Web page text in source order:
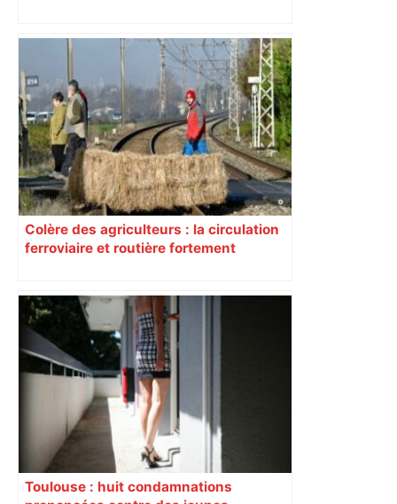
Colère des agriculteurs : la circulation
ferroviaire et routière fortement
Toulouse : huit condamnations